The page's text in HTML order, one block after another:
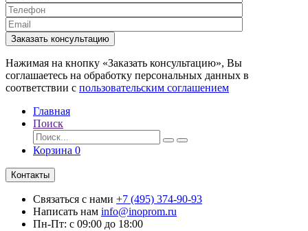
Заказать консультацию
Нажимая на кнопку «Заказать консультацию», Вы
соглашаетесь на обработку персональных данных в
соответствии с пользовательским соглашением
Главная
Поиск
Корзина 0
Контакты
Связаться с нами +7 (495) 374-90-93
Написать нам info@inoprom.ru
Пн-Пт: с 09:00 до 18:00